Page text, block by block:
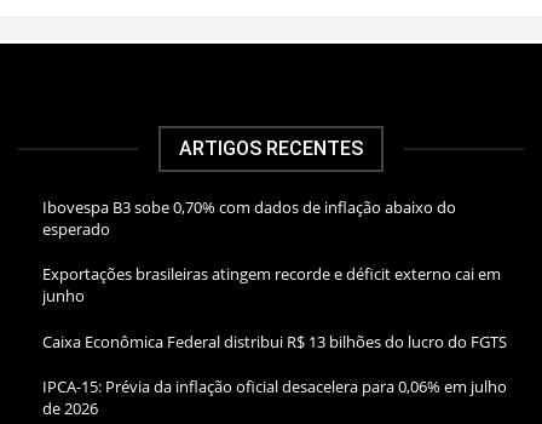
ARTIGOS RECENTES
Ibovespa B3 sobe 0,70% com dados de inflação abaixo do
esperado
Exportações brasileiras atingem recorde e déficit externo cai em
junho
Caixa Econômica Federal distribui R$ 13 bilhões do lucro do FGTS
IPCA-15: Prévia da inflação oficial desacelera para 0,06% em julho
de 2026